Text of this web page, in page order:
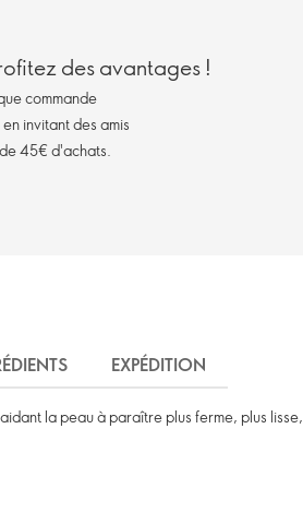
des avantages !
commande
invitant des amis
45€ d'achats.
EXPÉDITION
la peau à paraître plus ferme, plus lisse,